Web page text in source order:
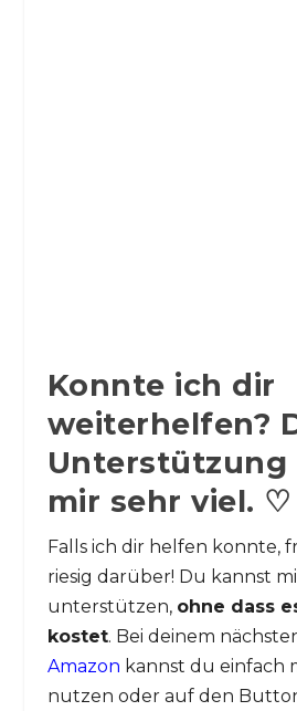
Konnte ich dir
weiterhelfen?
mir sehr viel. ♡
Falls ich dir helfen konnte,
riesig darüber! Du kannst
unterstützen, ohne dass
kostet. Bei deinem
Amazon kannst du einfach
nutzen oder auf den